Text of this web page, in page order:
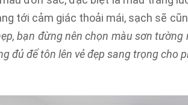
tới cảm giác thoải mái, sạch sẽ
bạn đừng nên chọn màu sơn tường
đủ để tôn lên vẻ đẹp sang trọng cho